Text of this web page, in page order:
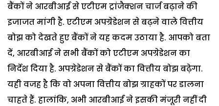
बैंकों ने आरबीआई से एटीएम ट्रांजैक्शन चार्ज बढ़ाने की
इजाजत मांगी है. एटीएम अपग्रेडेशन से बढ़ने वाले वित्तीय
बोझ को देखते हुए बैंकों ने यह कदम उठाया है. आपको बता
दें, आरबीआई ने सभी बैंकों को एटीएम अपग्रेडेशन का
निर्देश दिया है. अपग्रेडेशन से बैंकों का वित्तीय बोझ बढ़ेगा.
यही वजह है कि वो अपना वित्तीय बोझ ग्राहकों पर डालना
चाहते हैं. हालांकि, अभी आरबीआई ने इसकी मंजूरी नहीं दी